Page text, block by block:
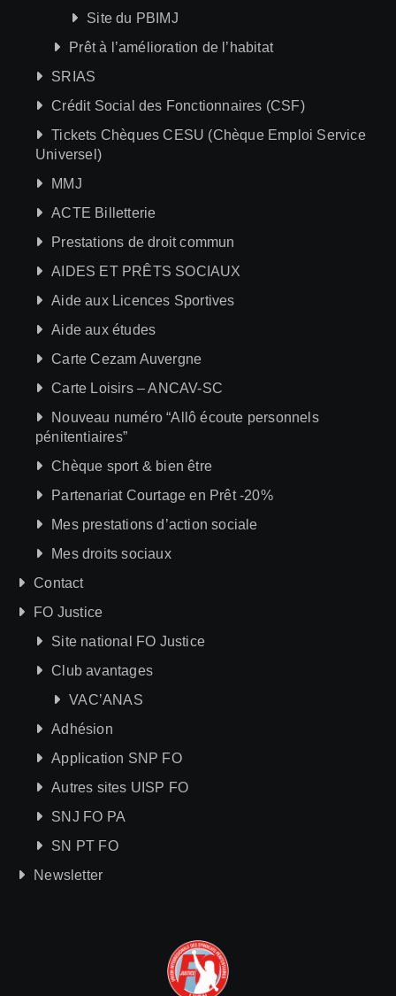
Site du PBIMJ
Prêt à l’amélioration de l’habitat
SRIAS
Crédit Social des Fonctionnaires (CSF)
Tickets Chèques CESU (Chèque Emploi Service
Universel)
MMJ
ACTE Billetterie
Prestations de droit commun
AIDES ET PRÊTS SOCIAUX
Aide aux Licences Sportives
Aide aux études
Carte Cezam Auvergne
Carte Loisirs – ANCAV-SC
Nouveau numéro “Allô écoute personnels
pénitentiaires”
Chèque sport & bien être
Partenariat Courtage en Prêt -20%
Mes prestations d’action sociale
Mes droits sociaux
Contact
FO Justice
Site national FO Justice
Club avantages
VAC’ANAS
Adhésion
Application SNP FO
Autres sites UISP FO
SNJ FO PA
SN PT FO
Newsletter